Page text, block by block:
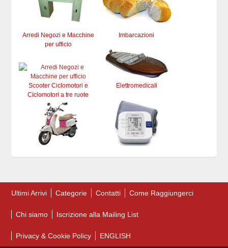
Arredi Negozi e Macchine
per ufficio
Imbarcazioni
Scooter Ciclomotori e
Ciclomotori a tre ruote
Elettromedicali
Ultimi Arrivi Categorie Contatti Come Raggiungerci
Chi siamo Iscrizione alla Mailing List
Privacy & Cookie Policy ENGLISH